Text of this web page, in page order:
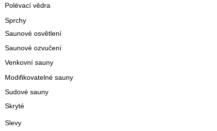
Polévací vědra
Sprchy
Saunové osvětlení
Saunové ozvučení
Venkovní sauny
Modifikovatelné sauny
Sudové sauny
Skryté
Slevy